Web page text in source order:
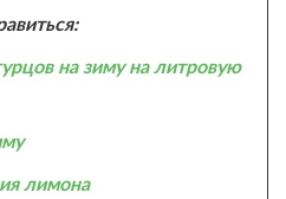
на зиму на литровую
лимона